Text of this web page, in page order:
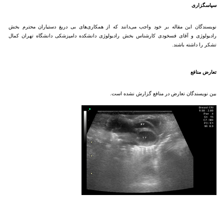
سپاسگزاری
نویسندگان این مقاله بر خود واجب می‌دانند که از همکاری‌های بی دریغ دستیاران محترم بخش
رادیولوژی و آقای فسخودی کارشناس بخش رادیولوژی دانشکده دامپزشکی دانشگاه تهران کمال
تشکر را داشته باشند.
تعارض منافع
بین نویسندگان تعارض در منافع گزارش نشده است.